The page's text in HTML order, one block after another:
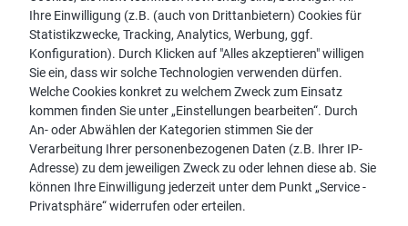
Ihre Einwilligung (z.B. (auch von Drittanbietern) Cookies für
Statistikzwecke, Tracking, Analytics, Werbung, ggf.
Konfiguration). Durch Klicken auf "Alles akzeptieren" willigen
Sie ein, dass wir solche Technologien verwenden dürfen.
Welche Cookies konkret zu welchem Zweck zum Einsatz
kommen finden Sie unter „Einstellungen bearbeiten“. Durch
An- oder Abwählen der Kategorien stimmen Sie der
Verarbeitung Ihrer personenbezogenen Daten (z.B. Ihrer IP-
Adresse) zu dem jeweiligen Zweck zu oder lehnen diese ab. Sie
können Ihre Einwilligung jederzeit unter dem Punkt „Service -
Privatsphäre“ widerrufen oder erteilen.
Kontakt zu proWIN
Service-FAQ
Hinweis:
Aus Gründen der leichteren Lesbarkeit wird die männliche
Sprachform bei personenbezogenen Substantiven und
Pronomen verwendet. Dies impliziert jedoch keine
Benachteiligung, sondern soll im Sinne der sprachlichen